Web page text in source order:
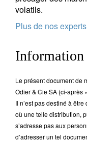
volatils.
Plus de nos
Le présent document de
Odier & Cie SA (ci-après
Il n’est pas destiné à
où une telle distribution,
s’adresse pas aux
d’adresser un tel